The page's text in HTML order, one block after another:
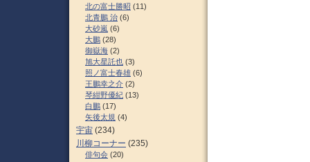
北の富士勝昭 (11)
北青鵬 治 (6)
大砂嵐 (6)
大鵬 (28)
御嶽海 (2)
旭大星託也 (3)
照ノ富士春雄 (6)
王鵬幸之介 (2)
琴紺野優紀 (13)
白鵬 (17)
矢後太規 (4)
宇宙 (234)
川柳コーナー (235)
俳句会 (20)